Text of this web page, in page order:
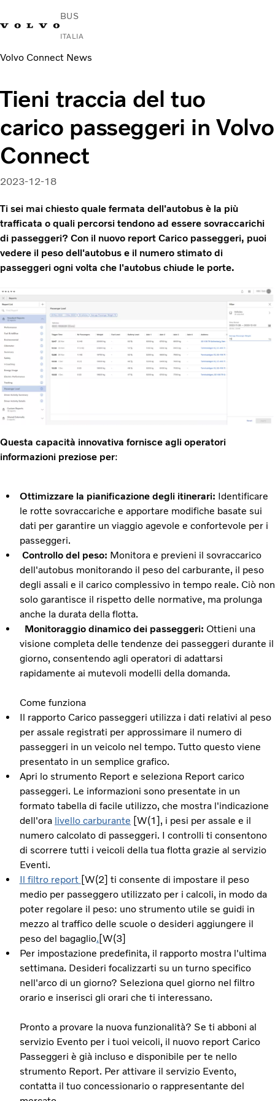
BUS
ITALIA
Change MarketContattaci Trova un concessionario
Urbano e interurbano
Autobus turistici
Servizi
Perché Volvo?
notizie e media
Contatti
Volvo Connect News
Tieni traccia del tuo
carico passeggeri in Volvo
Connect
2023-12-18
Ti sei mai chiesto quale fermata dell'autobus è la più
trafficata o quali percorsi tendono ad essere sovraccarichi
di passeggeri? Con il nuovo report Carico passeggeri, puoi
vedere il peso dell'autobus e il numero stimato di
passeggeri ogni volta che l'autobus chiude le porte.
Questa capacità innovativa fornisce agli operatori
informazioni preziose per:
Ottimizzare la pianificazione degli itinerari: Identificare
le rotte sovraccariche e apportare modifiche basate sui
dati per garantire un viaggio agevole e confortevole per i
passeggeri.
Controllo del peso: Monitora e previeni il sovraccarico
dell'autobus monitorando il peso del carburante, il peso
degli assali e il carico complessivo in tempo reale. Ciò non
solo garantisce il rispetto delle normative, ma prolunga
anche la durata della flotta.
Monitoraggio dinamico dei passeggeri: Ottieni una
visione completa delle tendenze dei passeggeri durante il
giorno, consentendo agli operatori di adattarsi
rapidamente ai mutevoli modelli della domanda.
Come funziona
Il rapporto Carico passeggeri utilizza i dati relativi al peso
per assale registrati per approssimare il numero di
passeggeri in un veicolo nel tempo. Tutto questo viene
presentato in un semplice grafico.
Apri lo strumento Report e seleziona Report carico
passeggeri. Le informazioni sono presentate in un
formato tabella di facile utilizzo, che mostra l'indicazione
dell'ora livello carburante [W(1], i pesi per assale e il
numero calcolato di passeggeri. I controlli ti consentono
di scorrere tutti i veicoli della tua flotta grazie al servizio
Eventi.
Il filtro report [W(2] ti consente di impostare il peso
medio per passeggero utilizzato per i calcoli, in modo da
poter regolare il peso: uno strumento utile se guidi in
mezzo al traffico delle scuole o desideri aggiungere il
peso del bagaglio. [W(3]
Per impostazione predefinita, il rapporto mostra l'ultima
settimana. Desideri focalizzarti su un turno specifico
nell'arco di un giorno? Seleziona quel giorno nel filtro
orario e inserisci gli orari che ti interessano.
Pronto a provare la nuova funzionalità? Se ti abboni al
servizio Evento per i tuoi veicoli, il nuovo report Carico
Passeggeri è già incluso e disponibile per te nello
strumento Report. Per attivare il servizio Evento,
contatta il tuo concessionario o rappresentante del